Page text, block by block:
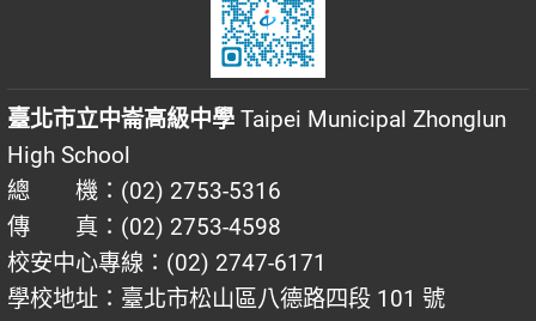
臺北市立中崙高級中學 Taipei Municipal Zhonglun
High School
總 機：(02) 2753-5316
傳 真：(02) 2753-4598
校安中心專線：(02) 2747-6171
學校地址：臺北市松山區八德路四段 101 號